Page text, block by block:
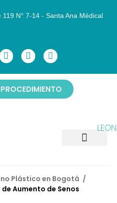
N° 7-14 - Santa Ana Médical
Plástico en Bogotá /
Aumento de Senos